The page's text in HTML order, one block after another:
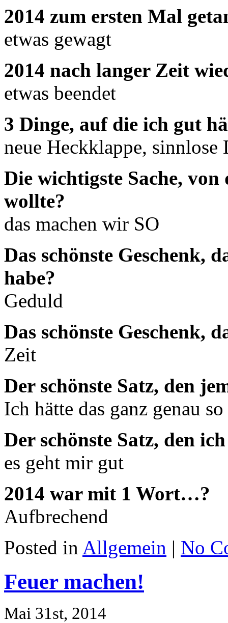
2014 zum ersten Mal
etwas gewagt
2014 nach langer Zeit
etwas beendet
3 Dinge, auf die ich gut
neue Heckklappe,
Die wichtigste Sache,
wollte?
das machen wir SO
Das schönste Geschenk,
habe?
Geduld
Das schönste Geschenk,
Zeit
Der schönste Satz, den
Ich hätte das ganz genau
Der schönste Satz, den
es geht mir gut
2014 war mit 1 Wort…?
Aufbrechend
Posted in Allgemein | No
Feuer machen!
Mai 31st, 2014